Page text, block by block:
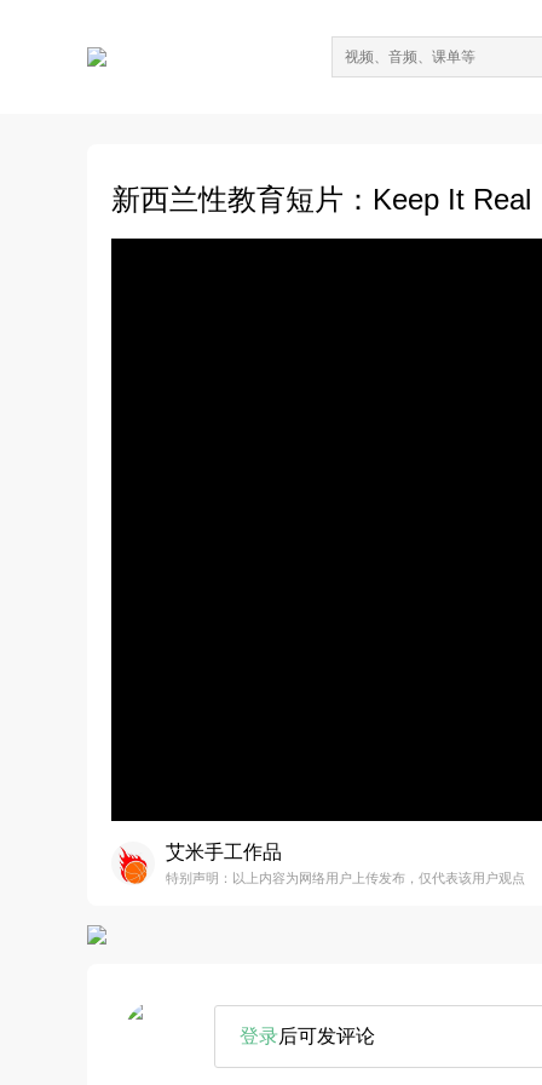
新西兰性教育短片：Keep It Real
艾米手工作品
特别声明：以上内容为网络用户上传发布，仅代表该用户观点
登录后可发评论